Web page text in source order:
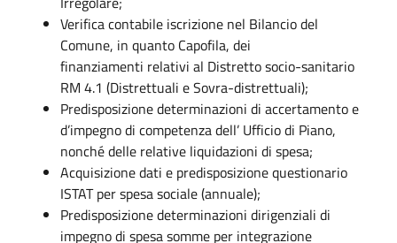
Verifica contabile iscrizione nel Bilancio del
Comune, in quanto Capofila, dei
finanziamenti relativi al Distretto socio-sanitario
RM 4.1 (Distrettuali e Sovra-distrettuali);
Predisposizione determinazioni di accertamento e
d’impegno di competenza dell’ Ufficio di Piano,
nonché delle relative liquidazioni di spesa;
Acquisizione dati e predisposizione questionario
ISTAT per spesa sociale (annuale);
Predisposizione determinazioni dirigenziali di
impegno di spesa somme per integrazione